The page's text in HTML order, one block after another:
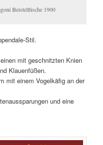
Beistelltische 1900
Stil.
mit geschnitzten Knien
Klauenfüßen.
mit einem Vogelkäfig an der
und eine